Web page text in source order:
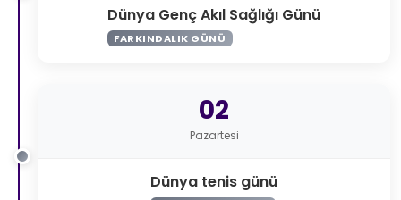
Dünya Genç Akıl Sağlığı Günü
FARKINDALIK GÜNÜ
02
Pazartesi
Dünya tenis günü